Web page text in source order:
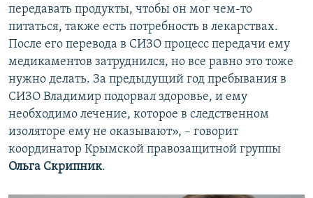
передавать продукты, чтобы он мог чем-то
питаться, также есть потребность в лекарствах.
После его перевода в СИЗО процесс передачи ему
медикаментов затруднился, но все равно это тоже
нужно делать. За предыдущий год пребывания в
СИЗО Владимир подорвал здоровье, и ему
необходимо лечение, которое в следственном
изоляторе ему не оказывают», – говорит
координатор Крымской правозащитной группы
Ольга Скрипник.